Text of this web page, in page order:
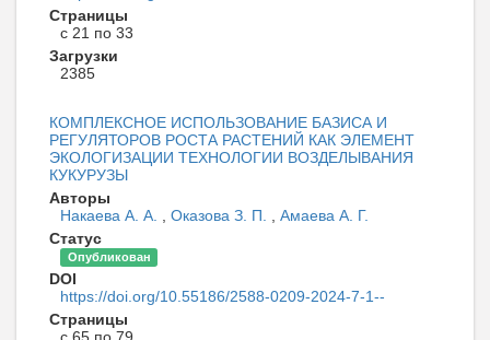
Страницы
с 21 по 33
Загрузки
2385
КОМПЛЕКСНОЕ ИСПОЛЬЗОВАНИЕ БАЗИСА И
РЕГУЛЯТОРОВ РОСТА РАСТЕНИЙ КАК ЭЛЕМЕНТ
ЭКОЛОГИЗАЦИИ ТЕХНОЛОГИИ ВОЗДЕЛЫВАНИЯ
КУКУРУЗЫ
Авторы
Накаева А. А.
Оказова З. П.
Амаева А. Г.
Статус
Опубликован
DOI
https://doi.org/10.55186/2588-0209-2024-7-1--
Страницы